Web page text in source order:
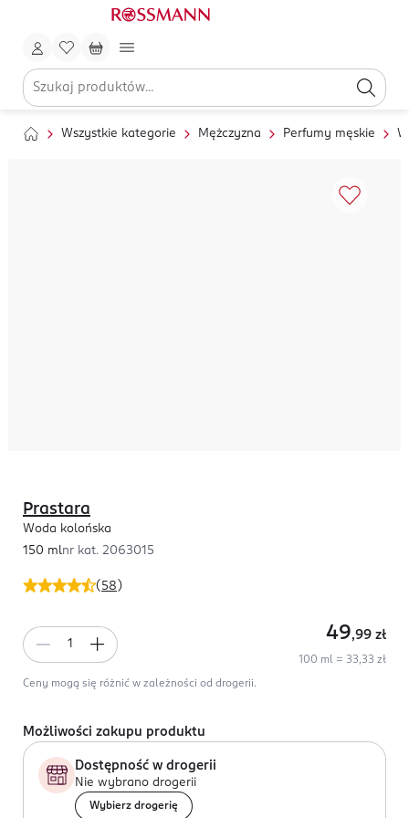
Wszystkie kategorie Mężczyzna Perfumy męskie
( 58 )
Prastara
Woda kolońska
150 mlnr kat. 2063015
49,99 zł
100 ml = 33,33 zł
Ceny mogą się różnić w zależności od drogerii.
Możliwości zakupu produktu
Dostępność w drogerii
Nie wybrano drogerii
Wybierz drogerię